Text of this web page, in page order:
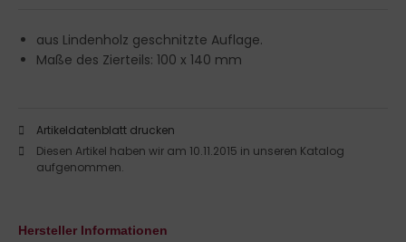
aus Lindenholz geschnitzte Auflage.
Maße des Zierteils: 100 x 140 mm
Artikeldatenblatt drucken
Diesen Artikel haben wir am 10.11.2015 in unseren Katalog
aufgenommen.
Hersteller Informationen